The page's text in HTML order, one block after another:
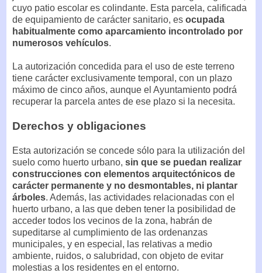
cuyo patio escolar es colindante. Esta parcela, calificada
de equipamiento de carácter sanitario, es ocupada
habitualmente como aparcamiento incontrolado por
numerosos vehículos.
La autorización concedida para el uso de este terreno
tiene carácter exclusivamente temporal, con un plazo
máximo de cinco años, aunque el Ayuntamiento podrá
recuperar la parcela antes de ese plazo si la necesita.
Derechos y obligaciones
Esta autorización se concede sólo para la utilización del
suelo como huerto urbano, sin que se puedan realizar
construcciones con elementos arquitectónicos de
carácter permanente y no desmontables, ni plantar
árboles. Además, las actividades relacionadas con el
huerto urbano, a las que deben tener la posibilidad de
acceder todos los vecinos de la zona, habrán de
supeditarse al cumplimiento de las ordenanzas
municipales, y en especial, las relativas a medio
ambiente, ruidos, o salubridad, con objeto de evitar
molestias a los residentes en el entorno.